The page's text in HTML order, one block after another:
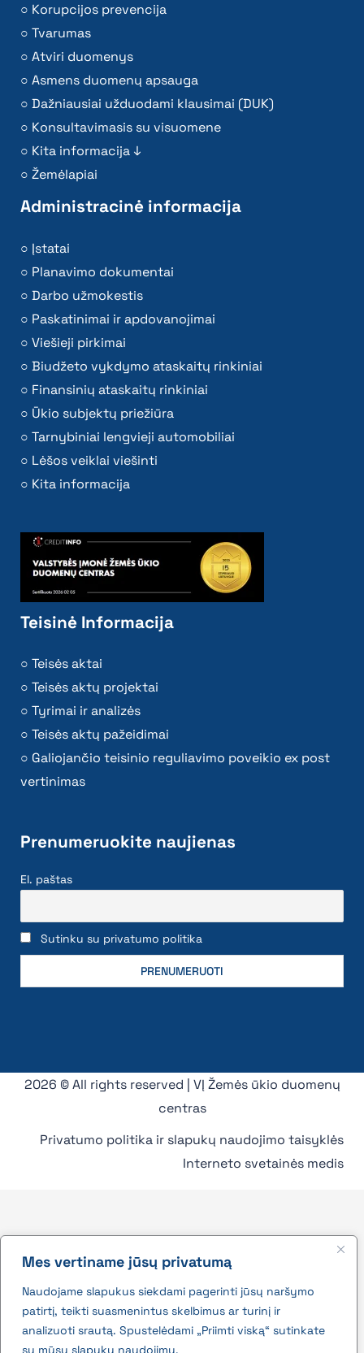
Mes vertiname jūsų privatumą
Naudojame slapukus siekdami pagerinti jūsų naršymo
patirtį, teikti suasmenintus skelbimus ar turinį ir
analizuoti srautą. Spustelėdami „Priimti viską“ sutinkate
su mūsų slapukų naudojimu.
Korupcijos prevencija
Tvarumas
Atviri duomenys
Asmens duomenų apsauga
Dažniausiai užduodami klausimai (DUK)
Konsultavimasis su visuomene
Kita informacija ↓
Žemėlapiai
Administracinė informacija
Įstatai
Planavimo dokumentai
Darbo užmokestis
Paskatinimai ir apdovanojimai
Viešieji pirkimai
Biudžeto vykdymo ataskaitų rinkiniai
Finansinių ataskaitų rinkiniai
Ūkio subjektų priežiūra
Tarnybiniai lengvieji automobiliai
Lėšos veiklai viešinti
Kita informacija
Teisinė Informacija
Teisės aktai
Teisės aktų projektai
Tyrimai ir analizės
Teisės aktų pažeidimai
Galiojančio teisinio reguliavimo poveikio ex post
vertinimas
Prenumeruokite naujienas
El. paštas
Sutinku su privatumo politika
2026 © All rights reserved | VĮ Žemės ūkio duomenų
centras
Privatumo politika ir slapukų naudojimo taisyklės
Interneto svetainės medis